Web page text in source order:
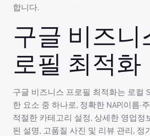
합니다.
구글 비즈니
로필 최적화
구글 비즈니스 프로필 최적화는 로컬
한 요소 중 하나로, 정확한 NAP(이름·
적절한 카테고리 설정, 상세한 영업정
된 설명, 고품질 사진 및 리뷰 관리, 정